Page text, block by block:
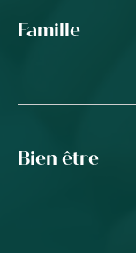
Famille
Bien être